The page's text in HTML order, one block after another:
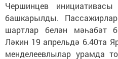
Чершинцев
башкарылды.
шартлар белән мәһабәт
Ләкин 19 апрельдә 6.40та
менделеевлылар урамда